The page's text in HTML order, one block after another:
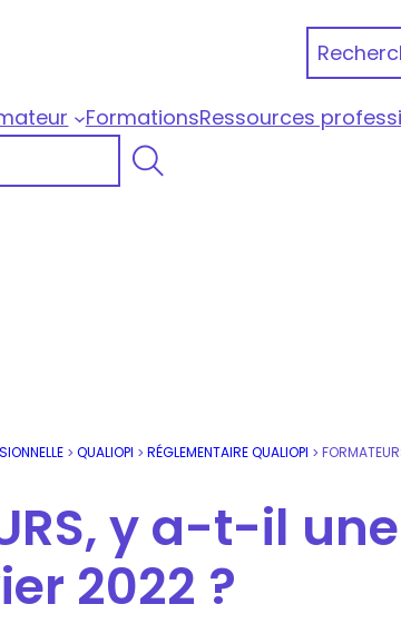
FormationsRessources
> QUALIOPI > RÉGLEMENTAIRE QUALIOPI >
y a-t-il
2022 ?